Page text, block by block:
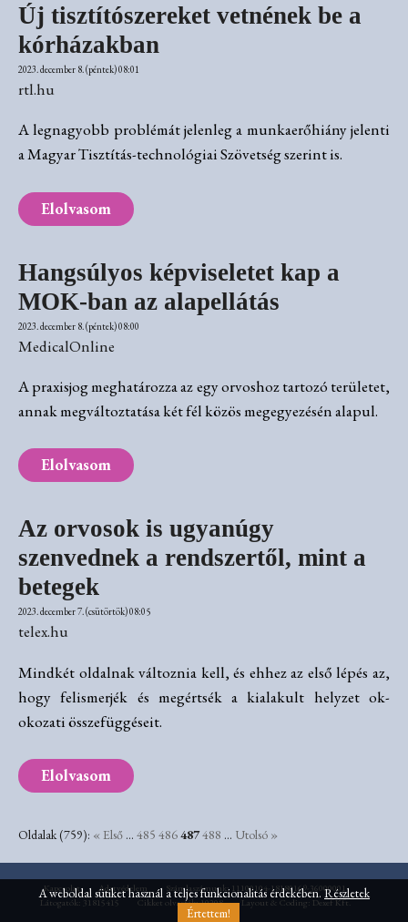
Új tisztítószereket vetnének be a
kórházakban
2023. december 8. (péntek) 08:01
rtl.hu
A legnagyobb problémát jelenleg a munkaerőhiány jelenti
a Magyar Tisztítás-technológiai Szövetség szerint is.
Elolvasom
Hangsúlyos képviseletet kap a
MOK-ban az alapellátás
2023. december 8. (péntek) 08:00
MedicalOnline
A praxisjog meghatározza az egy orvoshoz tartozó területet,
annak megváltoztatása két fél közös megegyezésén alapul.
Elolvasom
Az orvosok is ugyanúgy
szenvednek a rendszertől, mint a
betegek
2023. december 7. (csütörtök) 08:05
telex.hu
Mindkét oldalnak változnia kell, és ehhez az első lépés az,
hogy felismerjék és megértsék a kialakult helyzet ok-
okozati összefüggéseit.
Elolvasom
Oldalak (759): « Első ... 485 486487488 ... Utolsó »
Kapcsolat Adatvédelem
Számlaszámunk: 11100104-18180169-36000001
Látogatók: 31815415
Cikket olvasták: 10208 Layout & Coding: Dexef Kft.
A weboldal sütiket használ a teljes funkcionalitás érdekében.Részletek